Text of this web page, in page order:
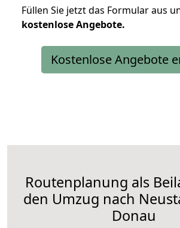
Füllen Sie jetzt das Formular aus
kostenloseAngebote.
Kostenlose Angebote
Routenplanung als
den Umzug nach
Donau